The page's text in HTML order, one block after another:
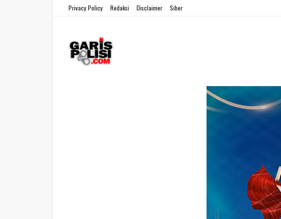
Privacy Policy Redaksi Disclaimer Siber